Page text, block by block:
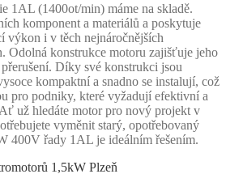
1AL (1400ot/min) máme na skladě.
komponent a materiálů a poskytuje
výkon i v těch nejnáročnějších
Odolná konstrukce motoru zajišťuje jeho
Díky své konstrukci jsou
kompaktní a snadno se instalují, což
pro podniky, které vyžadují efektivní a
už hledáte motor pro nový projekt v
vyměnit starý, opotřebovaný
400V řady 1AL je ideálním řešením.
1,5kW Plzeň